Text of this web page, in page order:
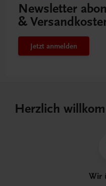
Newsletter
&
Jetzt anmelden
Herzlich
Wir